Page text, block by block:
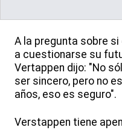
A la pregunta sobre
a cuestionarse su
Vertappen dijo: "No
ser sincero, pero no
años, eso es seguro".
Verstappen tiene